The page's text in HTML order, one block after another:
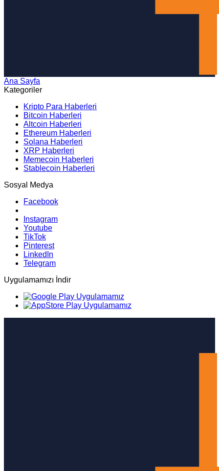
Ana Sayfa
Kategoriler
Kripto Para Haberleri
Bitcoin Haberleri
Altcoin Haberleri
Ethereum Haberleri
Solana Haberleri
XRP Haberleri
Memecoin Haberleri
Stablecoin Haberleri
Sosyal Medya
Facebook
Instagram
Youtube
TikTok
Pinterest
LinkedIn
Telegram
Uygulamamızı İndir